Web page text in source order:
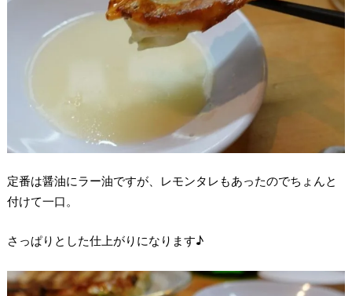
定番は醤油にラー油ですが、レモンタレもあったのでちょんと
付けて一口。
さっぱりとした仕上がりになります♪